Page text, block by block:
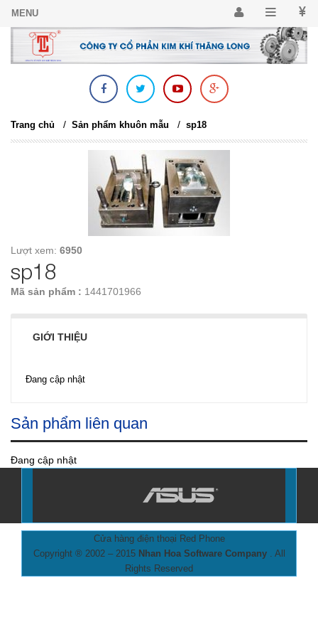
Trang chủ / Sản phẩm khuôn mẫu / sp18
Lượt xem: 6950
sp18
Mã sản phẩm : 1441701966
GIỚI THIỆU
Đang cập nhật
Sản phẩm liên quan
Đang cập nhật
Cửa hàng điện thoại Red Phone
Copyright ® 2002 – 2015 Nhan Hoa Software Company . All
Rights Reserved